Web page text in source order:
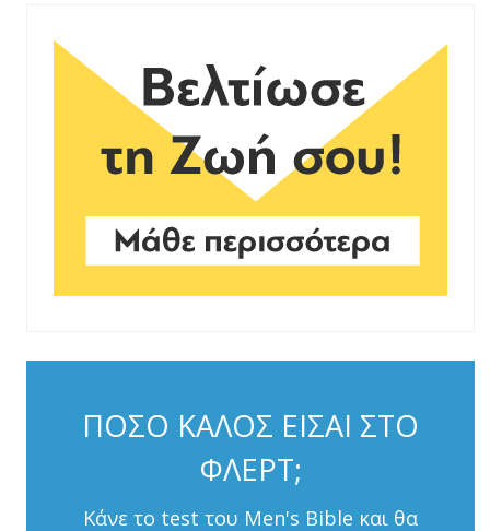
ΠΟΣΟ ΚΑΛΟΣ ΕΙΣΑΙ ΣΤΟ
ΦΛΕΡΤ;
Κάνε το test του Men's Bible και θα